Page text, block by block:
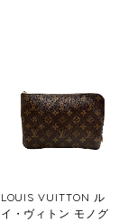
LOUIS VUITTON ル
イ・ヴィトン モノグ